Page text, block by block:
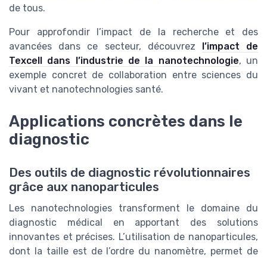
de tous.
Pour approfondir l’impact de la recherche et des
avancées dans ce secteur, découvrez l’impact de
Texcell dans l’industrie de la nanotechnologie, un
exemple concret de collaboration entre sciences du
vivant et nanotechnologies santé.
Applications concrètes dans le
diagnostic
Des outils de diagnostic révolutionnaires
grâce aux nanoparticules
Les nanotechnologies transforment le domaine du
diagnostic médical en apportant des solutions
innovantes et précises. L’utilisation de nanoparticules,
dont la taille est de l’ordre du nanomètre, permet de